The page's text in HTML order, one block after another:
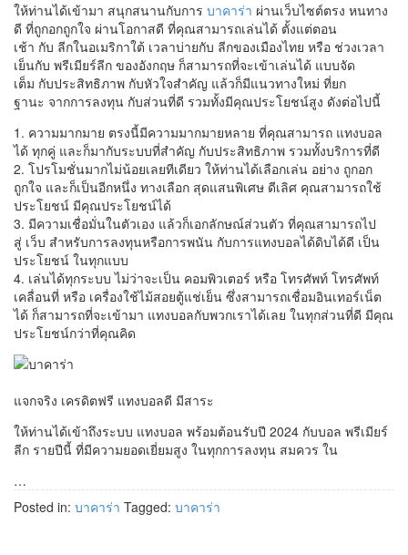
ให้ท่านได้เข้ามา สนุกสนานกับการ บาคาร่า ผ่านเว็บไซต์ตรง หนทาง
ดี ที่ถูกอกถูกใจ ผ่านโอกาสดี ที่คุณสามารถเล่นได้ ตั้งแต่ตอน
เช้า กับ ลีกในอเมริกาใต้ เวลาบ่ายกับ ลีกของเมืองไทย หรือ ช่วงเวลา
เย็นกับ พรีเมียร์ลีก ของอังกฤษ ก็สามารถที่จะเข้าเล่นได้ แบบจัด
เต็ม กับประสิทธิภาพ กับหัวใจสำคัญ แล้วก็มีแนวทางใหม่ ที่ยก
ฐานะ จากการลงทุน กับส่วนที่ดี รวมทั้งมีคุณประโยชน์สูง ดังต่อไปนี้
1. ความมากมาย ตรงนี้มีความมากมายหลาย ที่คุณสามารถ แทงบอล
ได้ ทุกคู่ และก็มากับระบบที่สำคัญ กับประสิทธิภาพ รวมทั้งบริการที่ดี
2. โปรโมชั่นมากไม่น้อยเลยทีเดียว ให้ท่านได้เลือกเล่น อย่าง ถูกอก
ถูกใจ และก็เป็นอีกหนึ่ง ทางเลือก สุดแสนพิเศษ ดีเลิศ คุณสามารถใช้
ประโยชน์ มีคุณประโยชน์ได้
3. มีความเชื่อมั่นในตัวเอง แล้วก็เอกลักษณ์ส่วนตัว ที่คุณสามารถไป
สู่ เว็บ สำหรับการลงทุนหรือการพนัน กับการแทงบอลได้ดิบได้ดี เป็น
ประโยชน์ ในทุกแบบ
4. เล่นได้ทุกระบบ ไม่ว่าจะเป็น คอมพิวเตอร์ หรือ โทรศัพท์ โทรศัพท์
เคลื่อนที่ หรือ เครื่องใช้ไม้สอยตู้แช่เย็น ซึ่งสามารถเชื่อมอินเทอร์เน็ต
ได้ ก็สามารถที่จะเข้ามา แทงบอลกับพวกเราได้เลย ในทุกส่วนที่ดี มีคุณ
ประโยชน์กว่าที่คุณคิด
แจกจริง เครดิตฟรี แทงบอลดี มีสาระ
ให้ท่านได้เข้าถึงระบบ แทงบอล พร้อมต้อนรับปี 2024 กับบอล พรีเมียร์
ลีก รายปีนี้ ที่มีความยอดเยี่ยมสูง ในทุกการลงทุน สมควร ใน
…
Posted in: บาคาร่า Tagged: บาคาร่า